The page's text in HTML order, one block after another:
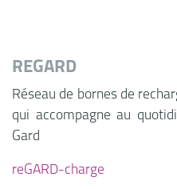
REGARD
Réseau de bornes de
qui accompagne au
Gard
reGARD-charge